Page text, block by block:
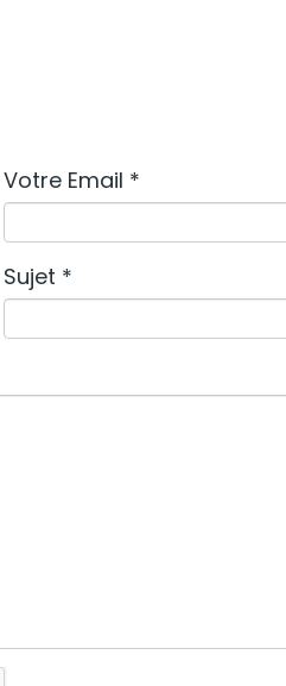
Votre Email *
Sujet *